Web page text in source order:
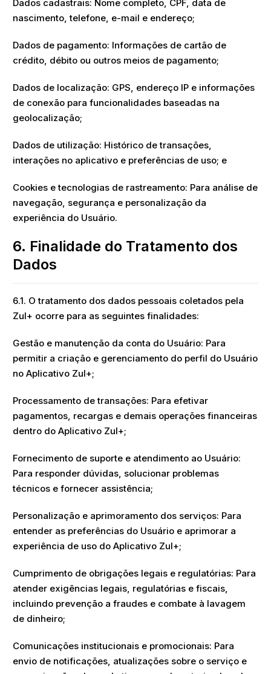
Dados cadastrais: Nome completo, CPF, data de
nascimento, telefone, e-mail e endereço;
Dados de pagamento: Informações de cartão de
crédito, débito ou outros meios de pagamento;
Dados de localização: GPS, endereço IP e informações
de conexão para funcionalidades baseadas na
geolocalização;
Dados de utilização: Histórico de transações,
interações no aplicativo e preferências de uso; e
Cookies e tecnologias de rastreamento: Para análise de
navegação, segurança e personalização da
experiência do Usuário.
6. Finalidade do Tratamento dos
Dados
6.1. O tratamento dos dados pessoais coletados pela
Zul+ ocorre para as seguintes finalidades:
Gestão e manutenção da conta do Usuário: Para
permitir a criação e gerenciamento do perfil do Usuário
no Aplicativo Zul+;
Processamento de transações: Para efetivar
pagamentos, recargas e demais operações financeiras
dentro do Aplicativo Zul+;
Fornecimento de suporte e atendimento ao Usuário:
Para responder dúvidas, solucionar problemas
técnicos e fornecer assistência;
Personalização e aprimoramento dos serviços: Para
entender as preferências do Usuário e aprimorar a
experiência de uso do Aplicativo Zul+;
Cumprimento de obrigações legais e regulatórias: Para
atender exigências legais, regulatórias e fiscais,
incluindo prevenção a fraudes e combate à lavagem
de dinheiro;
Comunicações institucionais e promocionais: Para
envio de notificações, atualizações sobre o serviço e